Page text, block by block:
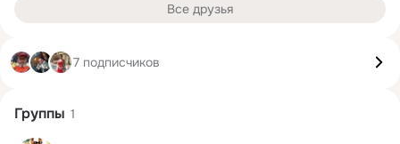
Все друзья
7 подписчиков
Группы 1